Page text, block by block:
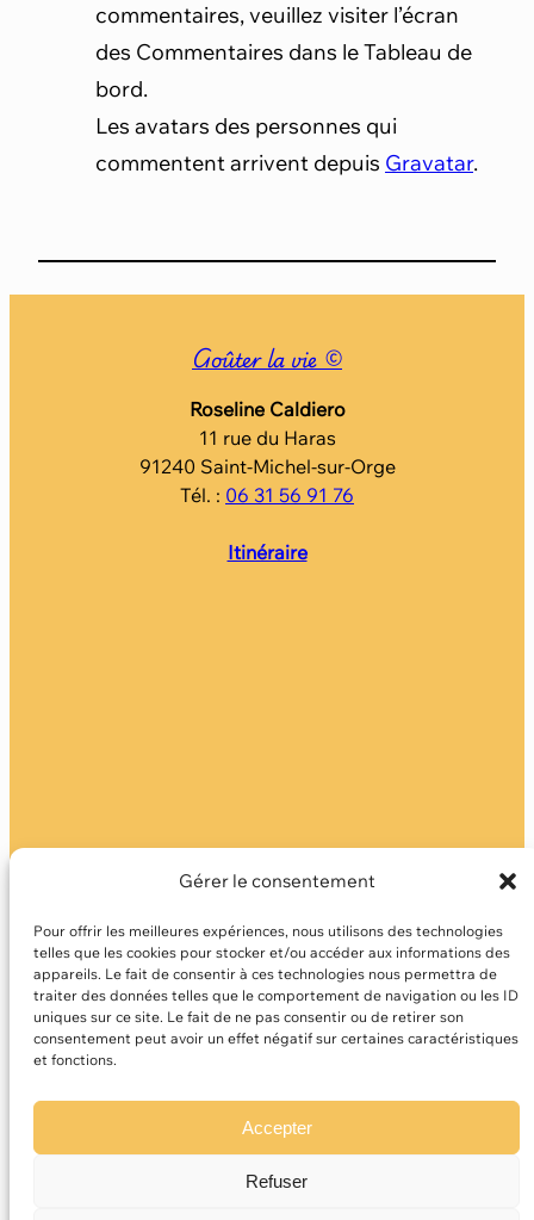
Gérer le consentement
Pour offrir les meilleures expériences, nous utilisons des technologies
telles que les cookies pour stocker et/ou accéder aux informations des
appareils. Le fait de consentir à ces technologies nous permettra de
traiter des données telles que le comportement de navigation ou les ID
uniques sur ce site. Le fait de ne pas consentir ou de retirer son
consentement peut avoir un effet négatif sur certaines caractéristiques
et fonctions.
Accepter
Refuser
commentaires, veuillez visiter l’écran
des Commentaires dans le Tableau de
bord.
Les avatars des personnes qui
commentent arrivent depuis Gravatar.
Goûter la vie ©
Roseline Caldiero
11 rue du Haras
91240 Saint-Michel-sur-Orge
Tél. : 06 31 56 91 76
Itinéraire
Me contacter
Mentions légales
Politique de confidentialité
CGU